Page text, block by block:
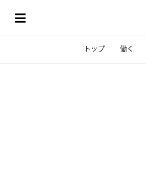
トップ 働く